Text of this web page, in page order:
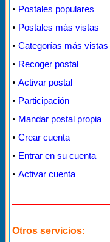
• Postales populares
• Postales más vistas
• Categorías más vistas
• Recoger postal
• Activar postal
• Participación
• Mandar postal propia
• Crear cuenta
• Entrar en su cuenta
• Activar cuenta
Otros servicios: